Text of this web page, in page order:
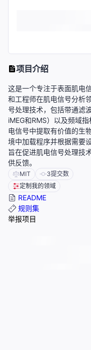
项目介绍
这是一个专注于表面肌电
和工程师在肌电信号分析
号处理技术，包括带通滤
iMEG和RMS）以及频域
电信号中提取有价值的生
境中加载程序并根据需要
旨在促进肌电信号处理技
供反馈。
MIT 3提交数
定制我的领域
README
规则集
举报项目